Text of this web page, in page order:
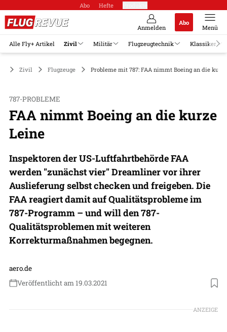
Abo Hefte
Anmelden
Abo
Menü
Alle Fly+ Artikel Zivil Militär Flugzeugtechnik Klassiker
Zivil Flugzeuge Probleme mit 787: FAA nimmt Boeing an die
787-PROBLEME
FAA nimmt Boeing an die kurze
Leine
Inspektoren der US-Luftfahrtbehörde FAA
werden "zunächst vier" Dreamliner vor ihrer
Auslieferung selbst checken und freigeben. Die
FAA reagiert damit auf Qualitätsprobleme im
787-Programm – und will den 787-
Qualitätsproblemen mit weiteren
Korrekturmaßnahmen begegnen.
aero.de
Veröffentlicht am 19.03.2021
Foto: Boeing
ANZEIGE